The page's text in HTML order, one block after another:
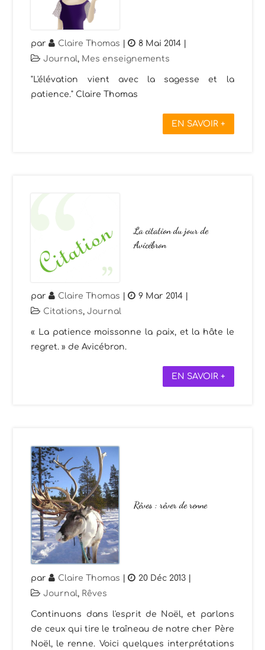
par Claire Thomas | 8 Mai 2014
Journal, Mes enseignements
"L'élévation vient avec la sagesse et la
patience." Claire Thomas
EN SAVOIR +
La citation du jour de
Avicébron
par Claire Thomas | 9 Mar 2014
Citations,Journal
« La patience moissonne la paix, et la hâte le
regret. » de Avicébron.
EN SAVOIR +
Rêves : rêver de renne
par Claire Thomas | 20 Déc 2013
Journal, Rêves
Continuons dans l'esprit de Noël, et parlons
de ceux qui tire le traîneau de notre cher Père
Noël, le renne. Voici quelques interprétations